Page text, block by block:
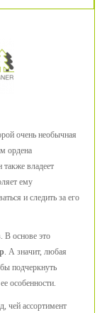
очень необычная
ордена
владеет
ему
и следить за его
В основе это
. А значит, любая
подчеркнуть
особенности.
чей ассортимент